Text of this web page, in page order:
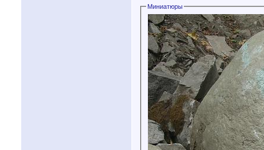
Миниатюры